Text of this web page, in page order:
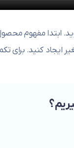
ابتدا مفهوم
ایجاد کنید. برای